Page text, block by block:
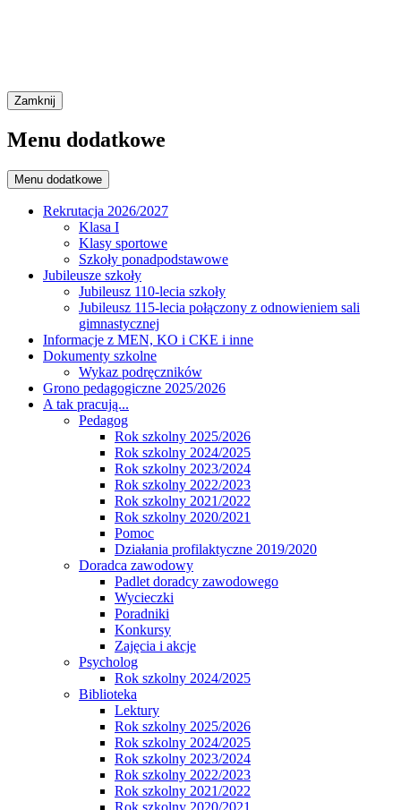
Zamknij
Menu dodatkowe
Menu dodatkowe
Rekrutacja 2026/2027
Klasa I
Klasy sportowe
Szkoły ponadpodstawowe
Jubileusze szkoły
Jubileusz 110-lecia szkoły
Jubileusz 115-lecia połączony z odnowieniem sali
gimnastycznej
Informacje z MEN, KO i CKE i inne
Dokumenty szkolne
Wykaz podręczników
Grono pedagogiczne 2025/2026
A tak pracują...
Pedagog
Rok szkolny 2025/2026
Rok szkolny 2024/2025
Rok szkolny 2023/2024
Rok szkolny 2022/2023
Rok szkolny 2021/2022
Rok szkolny 2020/2021
Pomoc
Działania profilaktyczne 2019/2020
Doradca zawodowy
Padlet doradcy zawodowego
Wycieczki
Poradniki
Konkursy
Zajęcia i akcje
Psycholog
Rok szkolny 2024/2025
Biblioteka
Lektury
Rok szkolny 2025/2026
Rok szkolny 2024/2025
Rok szkolny 2023/2024
Rok szkolny 2022/2023
Rok szkolny 2021/2022
Rok szkolny 2020/2021